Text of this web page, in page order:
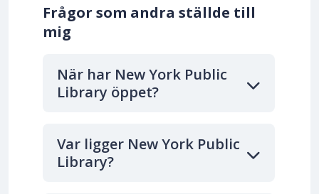
Frågor som andra ställde till
mig
När har New York Public
Library öppet?
Var ligger New York Public
Library?